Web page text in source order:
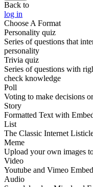
Back to
log in
Choose A Format
Personality quiz
Series of questions that
personality
Trivia quiz
Series of questions with
check knowledge
Poll
Voting to make decisions
Story
Formatted Text with
List
The Classic Internet
Meme
Upload your own images
Video
Youtube and Vimeo
Audio